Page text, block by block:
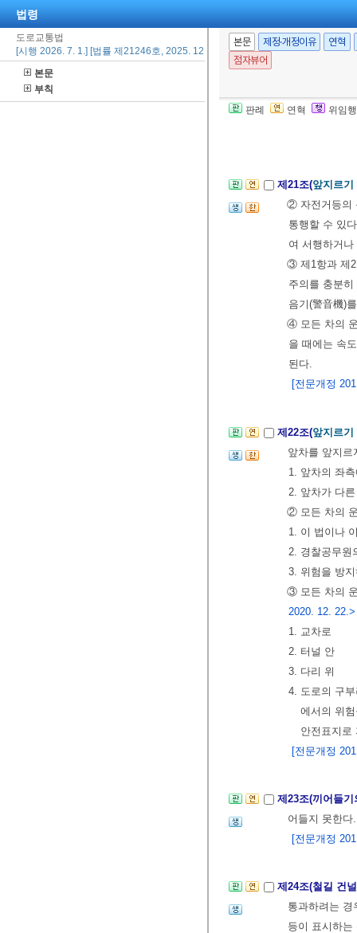
법령
도로교통법
[시행 2026. 7. 1.] [법률 제21246호, 2025. 12. 30., 일부개정]
본문
부칙
본문 제정·개정이유
연혁
점자뷰어
판례 연혁 위임
차가 도로의
건을 싣지
차
제21조(앞지르
② 자전거등의
통행할 수 있
여 서행하거
③ 제1항과 제2
주의를 충분
음기(警音機)
④ 모든 차의
을 때에는 속
된다.
[전문개정
제22조(앞지르
앞차를 앞지르
1. 앞차의 좌
2. 앞차가 다
② 모든 차의
1. 이 법이나
2. 경찰공무원
3. 위험을 방
③ 모든 차의
2020. 12. 22.>
1. 교차로
2. 터널 안
3. 다리 위
4. 도로의 구
에서의 위
안전표지로
[전문개정
제23조(끼어들
어들지 못한다.
[전문개정
제24조(철길 건
통과하려는
등이 표시하